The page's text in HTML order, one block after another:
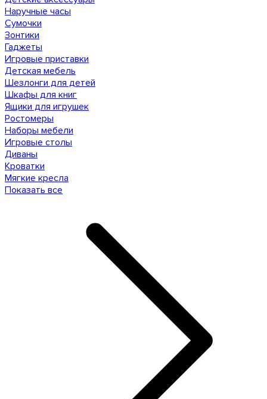
Наручные часы
Сумочки
Зонтики
Гаджеты
Игровые приставки
Детская мебель
Шезлонги для детей
Шкафы для книг
Ящики для игрушек
Ростомеры
Наборы мебели
Игровые столы
Диваны
Кроватки
Мягкие кресла
Показать все